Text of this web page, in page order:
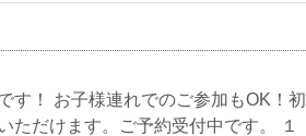
す！ お子様連れでのご参加もOK！初
ただけます。ご予約受付中です。 １